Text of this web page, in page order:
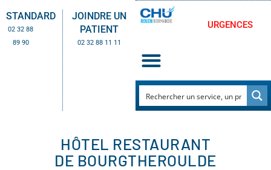
STANDARD
02 32 88
89 90
JOINDRE UN
PATIENT
02 32 88 11 11
URGENCES
HÔTEL RESTAURANT
DE BOURGTHEROULDE